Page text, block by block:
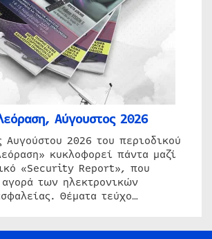
Αύγουστος 2026
Αυγούστου 2026 του περιοδικού
κυκλοφορεί πάντα μαζί
«Security Report», που
των ηλεκτρονικών
Θέματα τεύχο…